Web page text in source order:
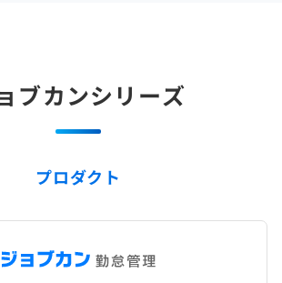
ブカンシリーズ
プロダクト